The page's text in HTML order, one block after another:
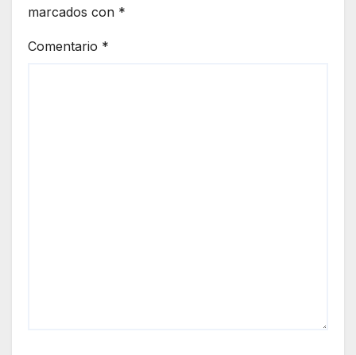
marcados con *
Comentario *